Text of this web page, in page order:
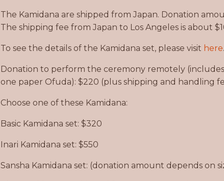
The Kamidana are shipped from Japan. Donation
The shipping fee from Japan to Los Angeles is about
To see the details of the Kamidana set, please visit here.
Donation to perform the ceremony remotely
one paper Ofuda): $220 (plus shipping and handling
Choose one of these Kamidana:
Basic Kamidana set: $320
Inari Kamidana set: $550
Sansha Kamidana set: (donation amount depends on